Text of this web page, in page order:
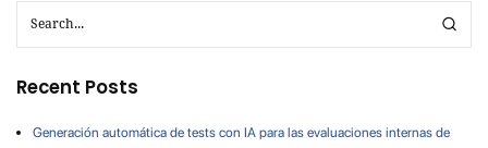
Recent Posts
Generación automática de tests con IA para las evaluaciones internas de